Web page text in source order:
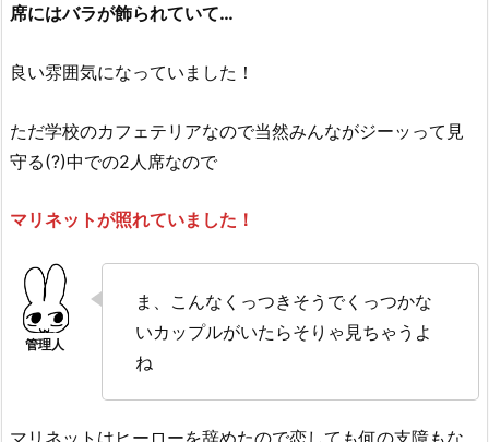
席にはバラが飾られていて…
良い雰囲気になっていました！
ただ学校のカフェテリアなので当然みんながジーッって見
守る(?)中での2人席なので
マリネットが照れていました！
ま、こんなくっつきそうでくっつかな
いカップルがいたらそりゃ見ちゃうよ
ね
マリネットはヒーローを辞めたので恋しても何の支障もな